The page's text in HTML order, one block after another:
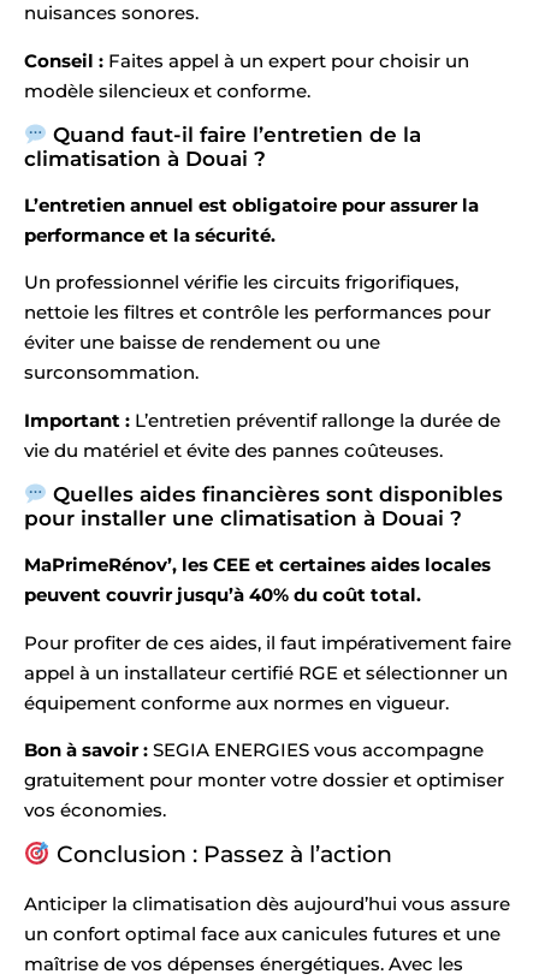
nuisances sonores.
Conseil : Faites appel à un expert pour choisir un
modèle silencieux et conforme.
Quand faut-il faire l’entretien de la
climatisation à Douai ?
L’entretien annuel est obligatoire pour assurer la
performance et la sécurité.
Un professionnel vérifie les circuits frigorifiques,
nettoie les filtres et contrôle les performances pour
éviter une baisse de rendement ou une
surconsommation.
Important : L’entretien préventif rallonge la durée de
vie du matériel et évite des pannes coûteuses.
Quelles aides financières sont disponibles
pour installer une climatisation à Douai ?
MaPrimeRénov’, les CEE et certaines aides locales
peuvent couvrir jusqu’à 40% du coût total.
Pour profiter de ces aides, il faut impérativement faire
appel à un installateur certifié RGE et sélectionner un
équipement conforme aux normes en vigueur.
Bon à savoir : SEGIA ENERGIES vous accompagne
gratuitement pour monter votre dossier et optimiser
vos économies.
Conclusion : Passez à l’action
Anticiper la climatisation dès aujourd’hui vous assure
un confort optimal face aux canicules futures et une
maîtrise de vos dépenses énergétiques. Avec les